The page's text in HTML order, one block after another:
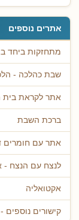
אתרים נוספים
מתחזקות ביחד
שבת כהלכה -
אתר לקראת
ברכת השבת
אתר עם חומרים
לנצח עם הנצח -
אקטואליה
קישורים נוספים